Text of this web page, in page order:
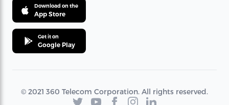
Download on the
App Store
Get it on
Google Play
© 2021 360 Telecom Corporation. All rights reserved.